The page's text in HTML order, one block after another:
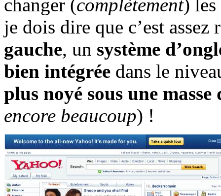
changer (complètement)
je dois dire que c’est
gauche, un système
bien intégrée dans le
plus noyé sous une masse
encore beaucoup) !